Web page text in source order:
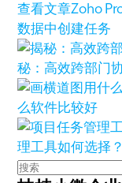
查看文章Zoho
数据中创建任务
秘：高效跨部门
么软件比较好
理工具如何选择？